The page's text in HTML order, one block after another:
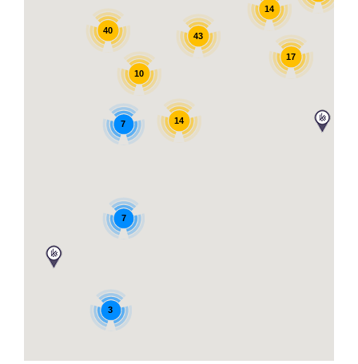
14
17
40
7
43
3
7
14
10